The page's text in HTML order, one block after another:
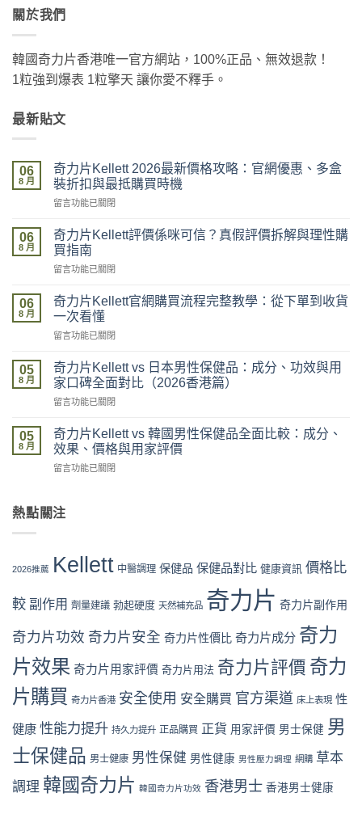
關於我們
韓國奇力片香港唯一官方網站，100%正品、無效退款！
1粒強到爆表 1粒擎天 讓你愛不釋手。
最新貼文
06
8 月
奇力片Kellett 2026最新價格攻略：官網優惠、多盒
裝折扣與最抵購買時機
在
力
片
Kellett
2026
新
攻
官
網
惠、
盒
裝
折
最
抵
時
機〉
留言功能已關閉
06
8 月
奇力片Kellett評價係咪可信？真假評價拆解與理性購
買指南
在
力
片
Kellett
評
係
咪
信？
假
評
拆
理
買
指
中
留言功能已關閉
06
8 月
奇力片Kellett官網購買流程完整教學：從下單到收貨
一次看懂
在
力
片
Kellett
官
購
買
程
教
單
貨
次
懂〉
中
留言功能已關閉
05
8 月
奇力片Kellett vs 日本男性保健品：成分、功效與用
家口碑全面對比（2026香港篇）
在
力
片
Kellett
vs
男
品：
功
與
家
口
碑
全
對
比
（2026
港
留言功能已關閉
05
8 月
奇力片Kellett vs 韓國男性保健品全面比較：成分、
效果、價格與用家評價
在
片
國
保
品
全
面
比
較：
成
效
價
與
留言功能已關閉
熱點關注
2026推薦 Kellett 中醫調理 保健品 保健品對比 健康資訊 價格比
較 副作用 劑量建議 勃起硬度 天然補充品 奇力片 奇力片副作用
奇力片功效 奇力片安全 奇力片性價比 奇力片成分 奇力
片效果 奇力片用家評價 奇力片用法 奇力片評價 奇力
片購買 奇力片香港 安全使用 安全購買 官方渠道 床上表現 性
健康 性能力提升 持久力提升 正品購買 正貨 用家評價 男士保健 男
士保健品 男士健康 男性保健 男性健康 男性壓力調理 網購 草本
調理 韓國奇力片 韓國奇力片功效 香港男士 香港男士健康